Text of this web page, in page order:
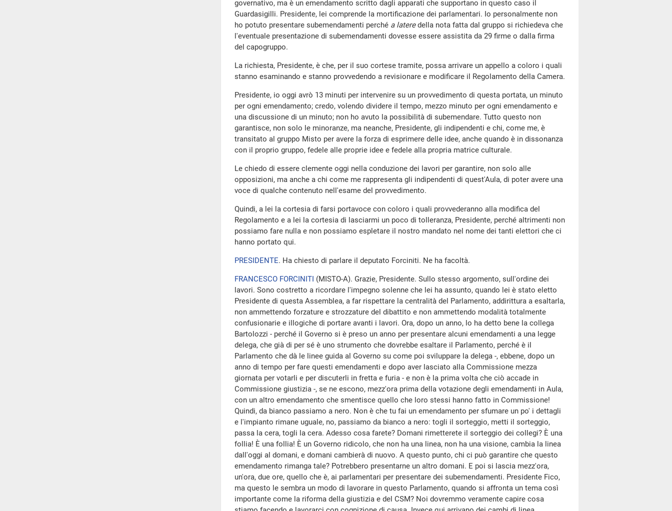
governativo, ma è un emendamento scritto dagli apparati che supportano in questo caso il
Guardasigilli. Presidente, lei comprende la mortificazione dei parlamentari. Io personalmente non
ho potuto presentare subemendamenti perché a lateredella nota fatta dal gruppo si richiedeva che
l'eventuale presentazione di subemendamenti dovesse essere assistita da 29 firme o dalla firma
del capogruppo.
La richiesta, Presidente, è che, per il suo cortese tramite, possa arrivare un appello a coloro i quali
stanno esaminando e stanno provvedendo a revisionare e modificare il Regolamento della Camera.
Presidente, io oggi avrò 13 minuti per intervenire su un provvedimento di questa portata, un minuto
per ogni emendamento; credo, volendo dividere il tempo, mezzo minuto per ogni emendamento e
una discussione di un minuto; non ho avuto la possibilità di subemendare. Tutto questo non
garantisce, non solo le minoranze, ma neanche, Presidente, gli indipendenti e chi, come me, è
transitato al gruppo Misto per avere la forza di esprimere delle idee, anche quando è in dissonanza
con il proprio gruppo, fedele alle proprie idee e fedele alla propria matrice culturale.
Le chiedo di essere clemente oggi nella conduzione dei lavori per garantire, non solo alle
opposizioni, ma anche a chi come me rappresenta gli indipendenti di quest'Aula, di poter avere una
voce di qualche contenuto nell'esame del provvedimento.
Quindi, a lei la cortesia di farsi portavoce con coloro i quali provvederanno alla modifica del
Regolamento e a lei la cortesia di lasciarmi un poco di tolleranza, Presidente, perché altrimenti non
possiamo fare nulla e non possiamo espletare il nostro mandato nel nome dei tanti elettori che ci
hanno portato qui.
PRESIDENTE. Ha chiesto di parlare il deputato Forciniti. Ne ha facoltà.
FRANCESCO FORCINITI (MISTO-A). Grazie, Presidente. Sullo stesso argomento, sull'ordine dei
lavori. Sono costretto a ricordare l'impegno solenne che lei ha assunto, quando lei è stato eletto
Presidente di questa Assemblea, a far rispettare la centralità del Parlamento, addirittura a esaltarla,
non ammettendo forzature e strozzature del dibattito e non ammettendo modalità totalmente
confusionarie e illogiche di portare avanti i lavori. Ora, dopo un anno, lo ha detto bene la collega
Bartolozzi - perché il Governo si è preso un anno per presentare alcuni emendamenti a una legge
delega, che già di per sé è uno strumento che dovrebbe esaltare il Parlamento, perché è il
Parlamento che dà le linee guida al Governo su come poi sviluppare la delega -, ebbene, dopo un
anno di tempo per fare questi emendamenti e dopo aver lasciato alla Commissione mezza
giornata per votarli e per discuterli in fretta e furia - e non è la prima volta che ciò accade in
Commissione giustizia -, se ne escono, mezz'ora prima della votazione degli emendamenti in Aula,
con un altro emendamento che smentisce quello che loro stessi hanno fatto in Commissione!
Quindi, da bianco passiamo a nero. Non è che tu fai un emendamento per sfumare un po' i dettagli
e l'impianto rimane uguale, no, passiamo da bianco a nero: togli il sorteggio, metti il sorteggio,
passa la cera, togli la cera. Adesso cosa farete? Domani rimetterete il sorteggio dei collegi? È una
follia! È una follia! È un Governo ridicolo, che non ha una linea, non ha una visione, cambia la linea
dall'oggi al domani, e domani cambierà di nuovo. A questo punto, chi ci può garantire che questo
emendamento rimanga tale? Potrebbero presentarne un altro domani. E poi si lascia mezz'ora,
un'ora, due ore, quello che è, ai parlamentari per presentare dei subemendamenti. Presidente Fico,
ma questo le sembra un modo di lavorare in questo Parlamento, quando si affronta un tema così
importante come la riforma della giustizia e del CSM? Noi dovremmo veramente capire cosa